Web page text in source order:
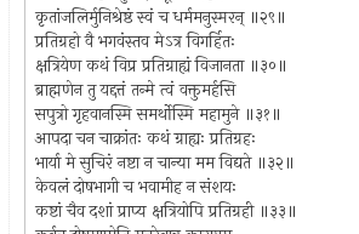
कृतांजलिर्मुनिश्रेष्ठं स्वं च धर्ममनुस्मरन् ॥२९॥
प्रतिग्रहो वै भगवंस्तव मेऽत्र विगर्हितः
क्षत्रियेण कथं विप्र प्रतिग्राह्यं विजानता ॥३०॥
ब्राह्मणेन तु यद्दत्तं तन्मे त्वं वक्तुमर्हसि
सपुत्रो गृहवानस्मि समर्थोस्मि महामुने ॥३१॥
आपदा चन चाक्रांतः कथं ग्राह्यः प्रतिग्रहः
भार्या मे सुचिरं नष्टा न चान्या मम विद्यते ॥३२॥
केवलं दोषभागी च भवामीह न संशयः
कष्टां चैव दशां प्राप्य क्षत्रियोपि प्रतिग्रही ॥३३॥